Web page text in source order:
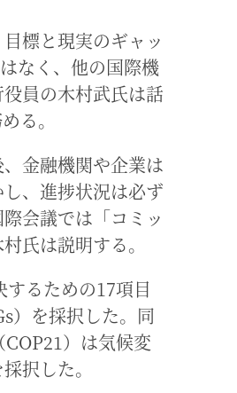
標と現実のギャッ
なく、他の国際機
員の木村武氏は話
る。
金融機関や企業は
、進捗状況は必ず
会議では「コミッ
氏は説明する。
るための17項目
）を採択した。同
）は気候変
択した。